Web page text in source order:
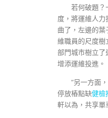
若何破題？
度，將運維人
曲了，左邊的
維職員的尺度樹
部門城市樹立
增添運維投進。
“另一方面
停放樁點缺健檢
軒以為，共享單